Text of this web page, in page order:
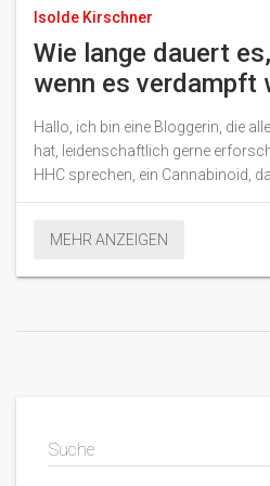
Isolde Kirschner
Wie lange dauert
wenn es verdampft
Hallo, ich bin eine Bloggerin, die
hat, leidenschaftlich gerne
HHC sprechen, ein Cannabinoid,
verwendet wird. Wie lange dauert
an? Auf solche Fragen gehe ich
MEHR ANZEIGEN
Suche